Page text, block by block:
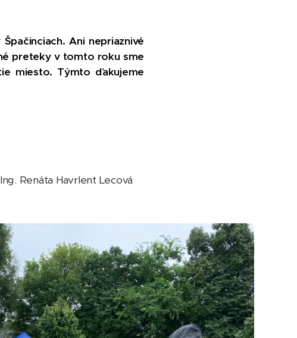
Ani nepriaznivé
preteky v tomto roku sme
miesto. Týmto ďakujeme
Renáta Havrlent Lecová